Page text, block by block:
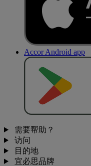
Accor Android app
需要帮助？
访问
目的地
宜必思品牌